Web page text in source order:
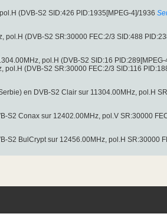
(DVB-S2 SID:426 PID:1935[MPEG-4]/1936
pol.H (DVB-S2 SR:30000 FEC:2/3 SID:488
pol.H (DVB-S2 SID:16 PID:289[MPEG-
pol.H (DVB-S2 SR:30000 FEC:2/3 SID:116
en DVB-S2 Clair sur 11304.00MHz, pol.H
S2 Conax sur 12402.00MHz, pol.V SR:30000
S2 BulCrypt sur 12456.00MHz, pol.H SR:30000